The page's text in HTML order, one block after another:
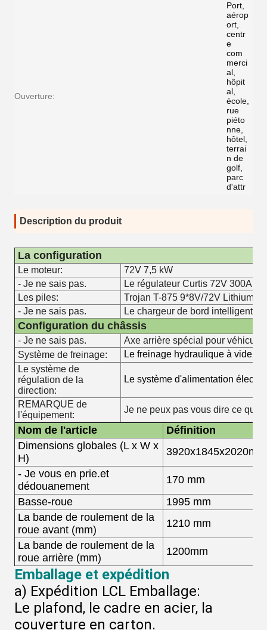
Ouverture:
Port,
aérop
ort,
centr
e
com
merci
al,
hôpit
al,
école,
rue
piéto
nne,
hôtel,
terrai
n de
golf,
parc
d'attr
Description du produit
La configuration
Le moteur:
72V 7,5 kW
- Je ne sais pas.
Le régulateur Curtis 72V 300A
Les piles:
Trojan T-875 9*8V/72V Lithium
- Je ne sais pas.
Le chargeur de bord intelligent
Configuration du châssis
- Je ne sais pas.
Axe arrière spécial pour véhicule
Système de freinage:
Le freinage hydraulique à vide
Le système de
régulation de la
direction:
Le système d'alimentation
REMARQUE de
l'équipement:
Je ne peux pas vous dire ce que
Nom de l'article
Définition
Dimensions globales (L x W x
H)
3920x1845x2020mm
- Je vous en prie.et
dédouanement
170 mm
Basse-roue
1995 mm
La bande de roulement de la
roue avant (mm)
1210 mm
La bande de roulement de la
roue arrière (mm)
1200mm
Emballage et expédition
a) Expédition LCL Emballage:
Le plafond, le cadre en acier, la
couverture en carton.